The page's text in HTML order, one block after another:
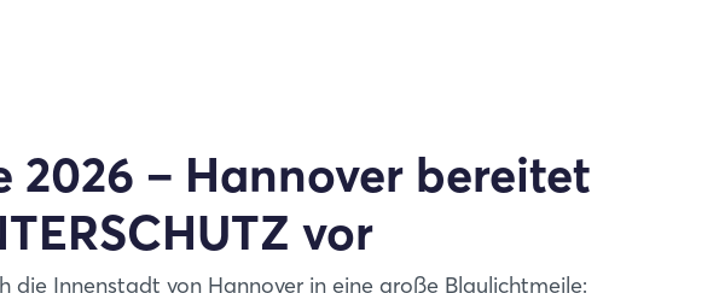
2026 – Hannover bereitet
vor
die Innenstadt von Hannover in eine große Blaulichtmeile: